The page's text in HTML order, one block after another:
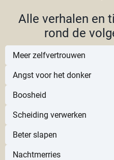
Alle verhalen en
rond de
Meer zelfvertrouwen
Angst voor het donker
Boosheid
Scheiding verwerken
Beter slapen
Nachtmerries